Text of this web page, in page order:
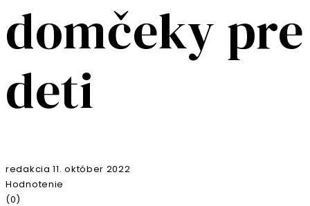
domčeky pre
deti
redakcia 11. október 2022
Hodnotenie
(0)